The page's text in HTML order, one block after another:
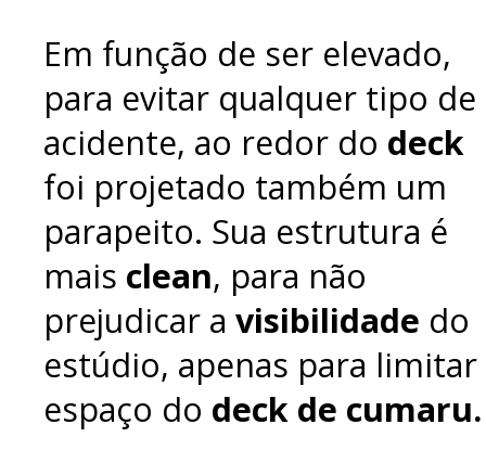
Em função de ser elevado,
para evitar qualquer tipo de
acidente, ao redor do deck
foi projetado também um
parapeito. Sua estrutura é
mais clean, para não
prejudicar a visibilidade do
estúdio, apenas para limitar
espaço do deck de cumaru.